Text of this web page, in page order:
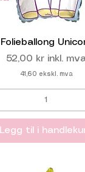
Folieballong
Pris
52,00 kr inkl.
41,60 ekskl. mva
Legg til i